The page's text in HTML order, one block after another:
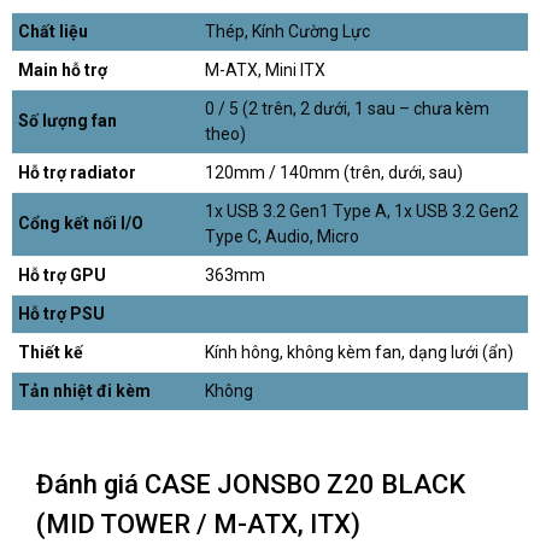
Chất liệu
Thép, Kính Cường Lực
Main hỗ trợ
M-ATX, Mini ITX
Số lượng fan
0 / 5 (2 trên, 2 dưới, 1 sau – chưa kèm
theo)
Hỗ trợ radiator
120mm / 140mm (trên, dưới, sau)
Cổng kết nối I/O
1x USB 3.2 Gen1 Type A, 1x USB 3.2 Gen2
Type C, Audio, Micro
Hỗ trợ GPU
363mm
Hỗ trợ PSU
Thiết kế
Kính hông, không kèm fan, dạng lưới (ẩn)
Tản nhiệt đi kèm
Không
Đánh giá CASE JONSBO Z20 BLACK
(MID TOWER / M-ATX, ITX)